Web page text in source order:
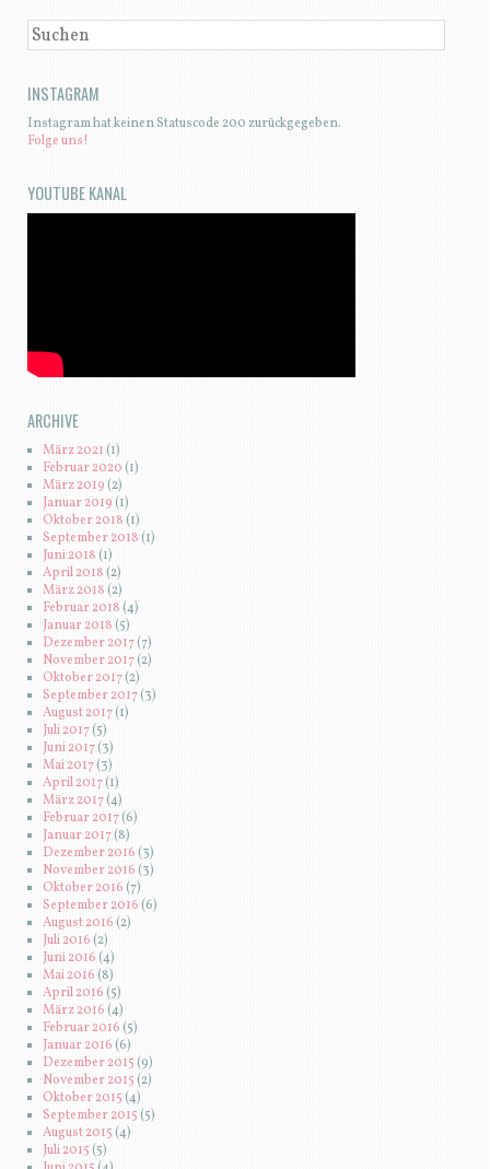
SUCHEN
INSTAGRAM
Instagram hat keinen Statuscode 200 zurückgegeben.
Folge uns!
YOUTUBE KANAL
ARCHIVE
März 2021(1)
Februar 2020 (1)
März 2019 (2)
Januar 2019 (1)
Oktober 2018(1)
September 2018 (1)
Juni 2018 (1)
April 2018(2)
März 2018 (2)
Februar 2018(4)
Januar 2018 (5)
Dezember 2017(7)
November 2017(2)
Oktober 2017(2)
September 2017(3)
August 2017(1)
Juli 2017(5)
Juni 2017(3)
Mai 2017(3)
April 2017(1)
März 2017(4)
Februar 2017(6)
Januar 2017(8)
Dezember 2016 (3)
November 2016 (3)
Oktober 2016(7)
September 2016 (6)
August 2016(2)
Juli 2016(2)
Juni 2016 (4)
Mai 2016 (8)
April 2016(5)
März 2016 (4)
Februar 2016(5)
Januar 2016 (6)
Dezember 2015 (9)
November 2015 (2)
Oktober 2015 (4)
September 2015 (5)
August 2015 (4)
Juli 2015 (5)